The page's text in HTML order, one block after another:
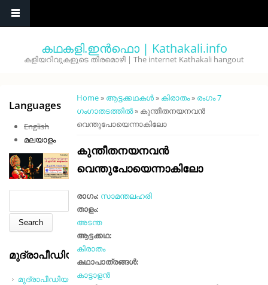
കഥകളി.ഇൻഫൊ | Kathakali.info
കളിയറിവുകളുടെ തിരമൊഴി | The internet Kathakali hangout
You are here
Home» ആട്ടക്കഥകൾ» കിരാതം» രംഗം 7
ഗംഗാതടത്തിൽ» കുന്തീതനയനവൻ
വെന്തുപോയെന്നാകിലോ
കുന്തീതനയനവൻ
വെന്തുപോയെന്നാകിലോ
രാഗം: സാമന്തലഹരി
താളം:
അടന്ത
ആട്ടക്കഥ:
കിരാതം
കഥാപാത്രങ്ങൾ:
കാട്ടാളൻ
Languages
English
മലയാളം
മുദ്രാപീഡിയ
മുദ്രാപീഡിയ